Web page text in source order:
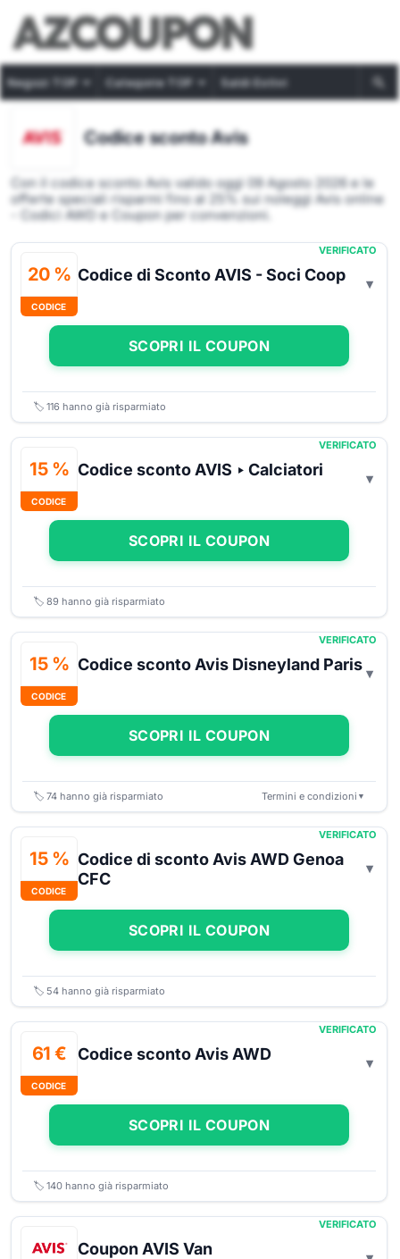
Negozi TOP Categorie TOP Saldi Estivi
Codice sconto Avis
Con il codice sconto Avis valido oggi 09 Agosto 2026 e le
offerte speciali risparmi fino al 25% sui noleggi Avis online
- Codici AWD e Coupon per convenzioni.
20 %
CODICE
VERIFICATO
Codice di Sconto AVIS - Soci Coop
SCOPRI IL COUPON
🏷️ 116 hanno già risparmiato
15 %
CODICE
VERIFICATO
Codice sconto AVIS ‣ Calciatori
SCOPRI IL COUPON
🏷️ 89 hanno già risparmiato
15 %
CODICE
VERIFICATO
Codice sconto Avis Disneyland Paris
SCOPRI IL COUPON
🏷️ 74 hanno già risparmiato Termini e condizioni ▼
15 %
CODICE
VERIFICATO
Codice di sconto Avis AWD Genoa
CFC
SCOPRI IL COUPON
🏷️ 54 hanno già risparmiato
61 €
CODICE
VERIFICATO
Codice sconto Avis AWD
SCOPRI IL COUPON
🏷️ 140 hanno già risparmiato
VERIFICATO
Coupon AVIS Van